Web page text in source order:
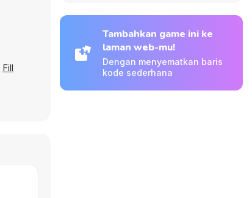
Fill
Tambahkan game ini ke
laman web-mu!
Dengan menyematkan baris
kode sederhana